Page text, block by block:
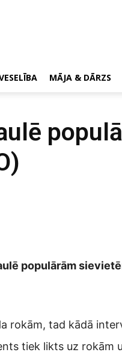
MĀJA & DĀRZS
populārām
rokām, tad kādā
tiek likts uz rokām